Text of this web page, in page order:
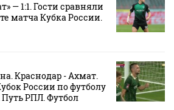
— 1:1. Гости сравняли
матча Кубка России.
Краснодар - Ахмат.
России по футболу
Путь РПЛ. Футбол